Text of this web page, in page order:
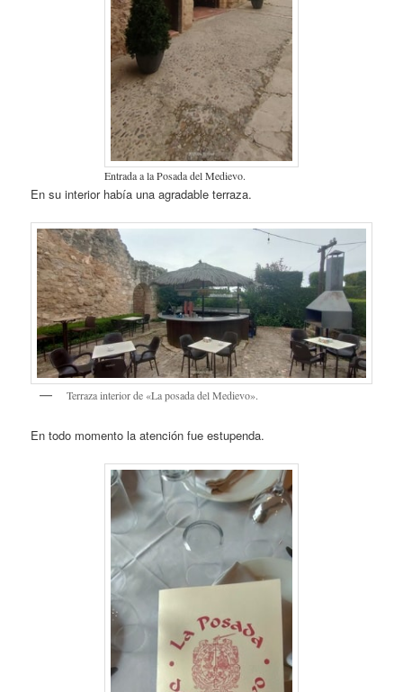
Entrada a la Posada del Medievo.
En su interior había una agradable terraza.
Terraza interior de «La posada del Medievo».
En todo momento la atención fue estupenda.